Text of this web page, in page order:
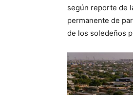
según reporte de
permanente de
de los soledeños